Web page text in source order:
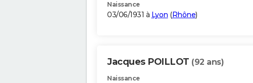
Naissance
03/06/1931 à Lyon (Rhône)
Jacques POILLOT (92 ans)
Naissance